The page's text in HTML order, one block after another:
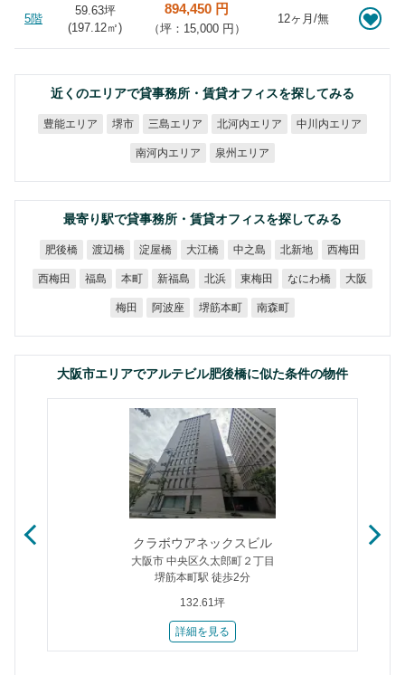
5階
59.63坪
(197.12㎡)
894,450 円
（坪：15,000 円）
12ヶ月/無
近くのエリアで貸事務所・賃貸オフィスを探してみる
豊能エリア 堺市 三島エリア 北河内エリア 中川内エリア
南河内エリア 泉州エリア
最寄り駅で貸事務所・賃貸オフィスを探してみる
肥後橋 渡辺橋 淀屋橋 大江橋 中之島 北新地 西梅田
西梅田 福島 本町 新福島 北浜 東梅田 なにわ橋 大阪
梅田 阿波座 堺筋本町 南森町
大阪市エリアでアルテビル肥後橋に似た条件の物件
クラボウアネックスビル
大阪市 中央区久太郎町２丁目
堺筋本町駅 徒歩2分
132.61坪
詳細を見る